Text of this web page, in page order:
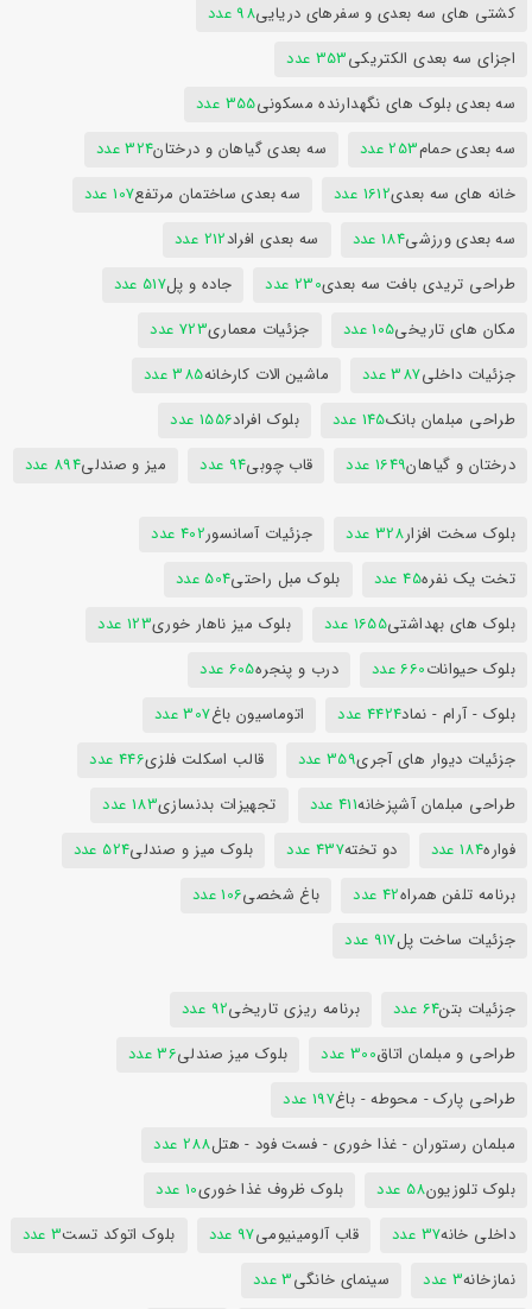
کشتی های سه بعدی و سفرهای دریایی98 عدد
اجزای سه بعدی الکتریکی353 عدد
سه بعدی بلوک های نگهدارنده مسکونی355 عدد
سه بعدی حمام253 عدد سه بعدی گیاهان و درختان324 عدد
خانه های سه بعدی1612 عدد سه بعدی ساختمان مرتفع107 عدد
سه بعدی ورزشی184 عدد سه بعدی افراد212 عدد
طراحی تریدی بافت سه بعدی230 عدد جاده و پل517 عدد
مکان های تاریخی105 عدد جزئیات معماری723 عدد
جزئیات داخلی387 عدد ماشین الات کارخانه385 عدد
طراحی مبلمان بانک145 عدد بلوک افراد1556 عدد
درختان و گیاهان1649 عدد قاب چوبی94 عدد میز و صندلی894 عدد
بلوک سخت افزار328 عدد جزئیات آسانسور402 عدد
تخت یک نفره45 عدد بلوک مبل راحتی504 عدد
بلوک های بهداشتی1655 عدد بلوک میز ناهار خوری123 عدد
بلوک حیوانات660 عدد درب و پنجره605 عدد
بلوک - آرام - نماد4424 عدد اتوماسیون باغ307 عدد
جزئیات دیوار های آجری359 عدد قالب اسکلت فلزی446 عدد
طراحی مبلمان آشپزخانه411 عدد تجهیزات بدنسازی183 عدد
فواره184 عدد دو تخته437 عدد بلوک میز و صندلی524 عدد
برنامه تلفن همراه42 عدد باغ شخصی106 عدد
جزئیات ساخت پل917 عدد
جزئیات بتن64 عدد برنامه ریزی تاریخی92 عدد
طراحی و مبلمان اتاق300 عدد بلوک میز صندلی36 عدد
طراحی پارک - محوطه - باغ197 عدد
مبلمان رستوران - غذا خوری - فست فود - هتل288 عدد
بلوک تلوزیون58 عدد بلوک ظروف غذا خوری10 عدد
داخلی خانه37 عدد قاب آلومینیومی97 عدد بلوک اتوکد تست3 عدد
نمازخانه3 عدد سینمای خانگی3 عدد